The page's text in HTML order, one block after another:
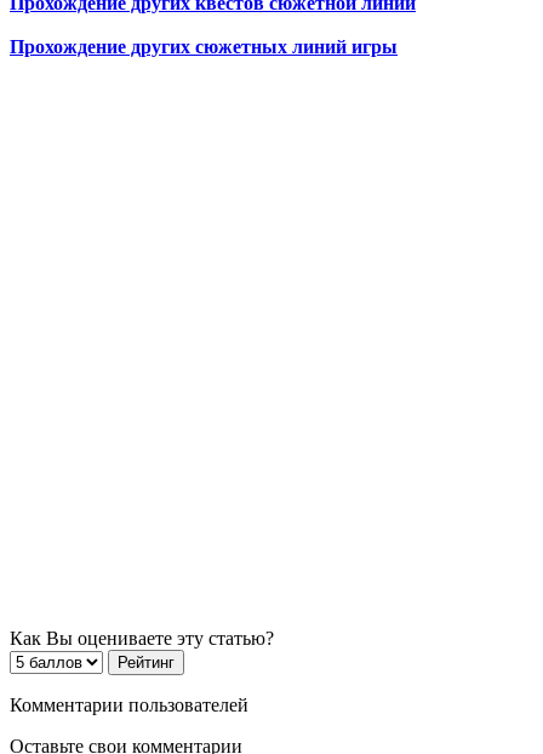
Прохождение других сюжетных линий игры
Как Вы оцениваете эту статью?
Комментарии пользователей
Оставьте свои комментарии